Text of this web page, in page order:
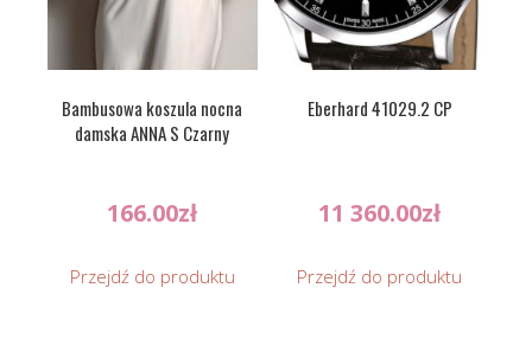
Bambusowa koszula nocna
damska ANNA S Czarny
166.00zł
Przejdź do produktu
Eberhard 41029.2 CP
11 360.00zł
Przejdź do produktu